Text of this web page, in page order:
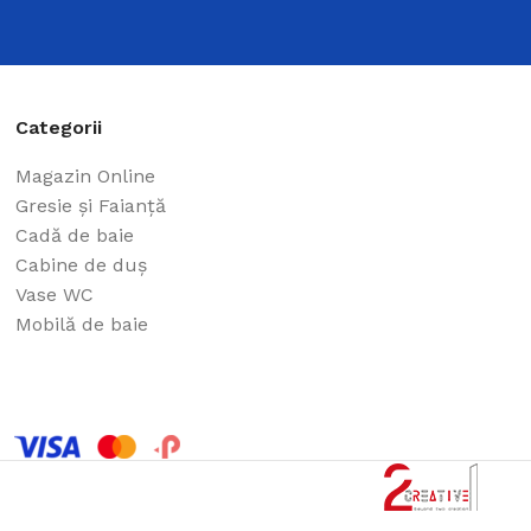
Categorii
Magazin Online
Gresie și Faianță
Cadă de baie
Cabine de duș
Vase WC
Mobilă de baie